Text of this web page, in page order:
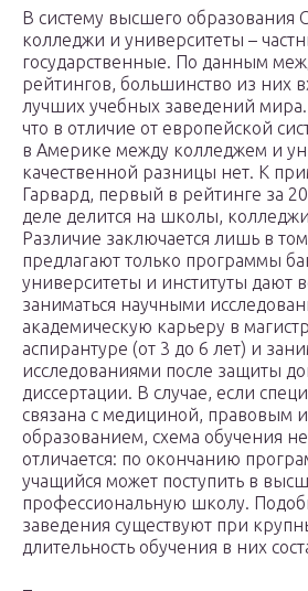
В систему высшего образования
колледжи и университеты –
государственные. По данным
рейтингов, большинство из них
лучших учебных заведений мира.
что в отличие от европейской
в Америке между колледжем и
качественной разницы нет. К
Гарвард, первый в рейтинге за
деле делится на школы,
Различие заключается лишь в
предлагают только программы
университеты и институты дают
заниматься научными
академическую карьеру в
аспирантуре (от 3 до 6 лет) и
исследованиями после защиты
диссертации. В случае, если
связана с медициной, правовым
образованием, схема обучения
отличается: по окончанию
учащийся может поступить в
профессиональную школу.
заведения существуют при
длительность обучения в них